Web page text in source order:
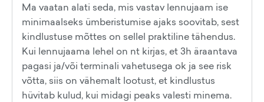
Ma vaatan alati seda, mis vastav lennujaam ise
minimaalseks ümberistumise ajaks soovitab, sest
kindlustuse mõttes on sellel praktiline tähendus.
Kui lennujaama lehel on nt kirjas, et 3h äraantava
pagasi ja/või terminali vahetusega ok ja see risk
võtta, siis on vähemalt lootust, et kindlustus
hüvitab kulud, kui midagi peaks valesti minema.